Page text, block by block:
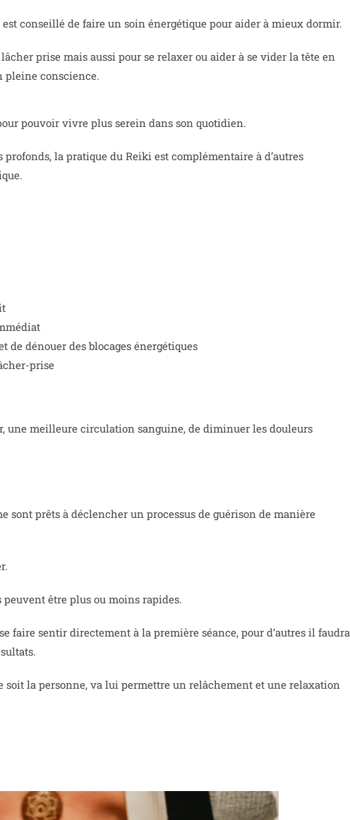
conseillé de faire un soin énergétique pour aider à mieux dormir.
prise mais aussi pour se relaxer ou aider à se vider la tête en
pleine conscience.
pouvoir vivre plus serein dans son quotidien.
la pratique du Reiki est complémentaire à d’autres
de dénouer des blocages énergétiques
prise
une meilleure circulation sanguine, de diminuer les douleurs
sont prêts à déclencher un processus de guérison de manière
être plus ou moins rapides.
faire sentir directement à la première séance, pour d’autres il faudra
soit la personne, va lui permettre un relâchement et une relaxation